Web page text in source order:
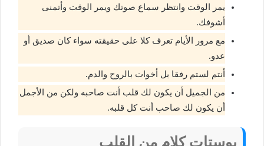
يمر الوقت وانتظر سماع صوتك ويمر الوقت وأتمنى
أشوفك.
مع مرور الأيام تعرف كلا على حقيقته سواء كان صديق أو
عدو.
أنتم لستم رفقا بل أخوات بالروح والدم.
من الجميل أن يكون لك قلب أنت صاحبه ولكن من الأجمل
أن يكون لك صاحب أنت كل قلبه.
بوستات كلام من القلب